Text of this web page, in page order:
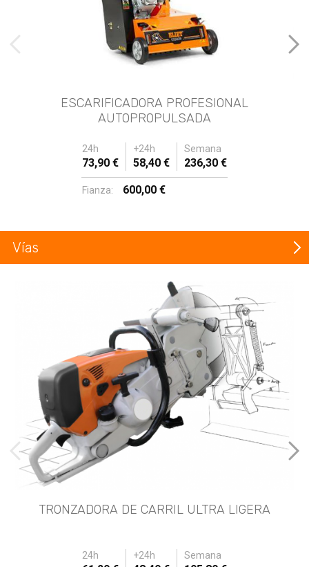
ESCARIFICADORA PROFESIONAL
AUTOPROPULSADA
24h +24h Semana
73,90 € 58,40 € 236,30 €
Fianza: 600,00 €
imágenes anteriores
Vías
TRONZADORA DE CARRIL ULTRA LIGERA
24h +24h Semana
imágenes anteriores